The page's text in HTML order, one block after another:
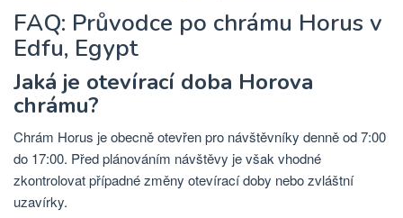
FAQ: Průvodce po chrámu Horus v
Edfu, Egypt
Jaká je otevírací doba Horova
chrámu?
Chrám Horus je obecně otevřen pro návštěvníky denně od 7:00
do 17:00. Před plánováním návštěvy je však vhodné
zkontrolovat případné změny otevírací doby nebo zvláštní
uzavírky.